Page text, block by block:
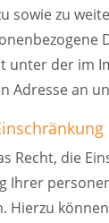
sowie zu
unter der im
Adresse an
Recht, die
Ihrer
Hierzu